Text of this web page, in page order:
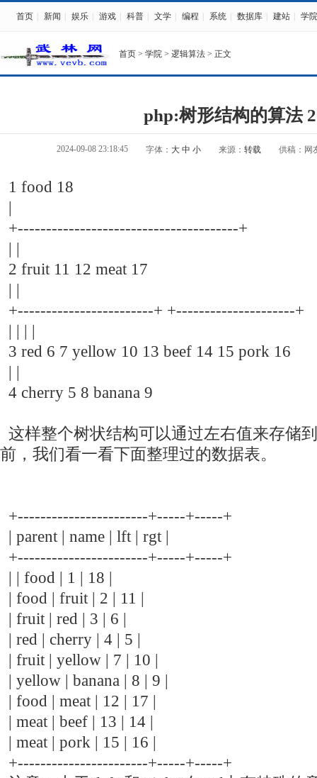
首页 新闻 娱乐 游戏 科普 文学 编程 系统 数据库 建站 学院
首页 > 学院 > 逻辑算法 > 正文
php:树形结构的算法 2
2024-09-08 23:18:45 字体： 大 中 小 来源： 转载 供稿：网
1 food 18
|
+---------------------------------------+
| |
2 fruit 11 12 meat 17
| |
+------------------------+ +---------------------+
| | | |
3 red 6 7 yellow 10 13 beef 14 15 pork 16
| |
4 cherry 5 8 banana 9
这样整个树状结构可以通过左右值来存储
前，我们看一看下面整理过的数据表。
+-----------------------+-----+-----+
| parent | name | lft | rgt |
+-----------------------+-----+-----+
| | food | 1 | 18 |
| food | fruit | 2 | 11 |
| fruit | red | 3 | 6 |
| red | cherry | 4 | 5 |
| fruit | yellow | 7 | 10 |
| yellow | banana | 8 | 9 |
| food | meat | 12 | 17 |
| meat | beef | 13 | 14 |
| meat | pork | 15 | 16 |
+-----------------------+-----+-----+